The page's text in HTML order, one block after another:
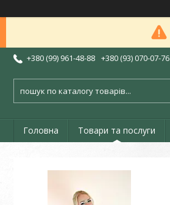
+380 (99) 961-48-88 +380 (93) 070-07-76
Головна Товари та послуги